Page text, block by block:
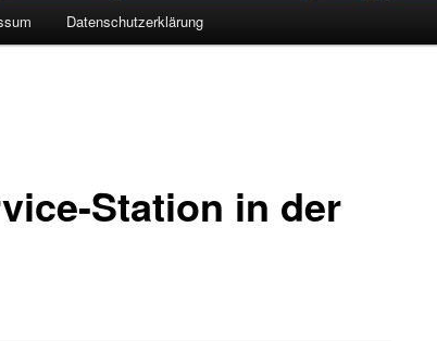
Datenschutzerklärung
Station in der